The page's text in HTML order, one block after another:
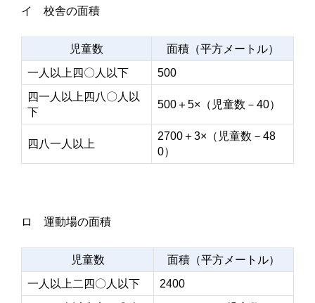
イ 校舎の面積
児童数
面積（平方メートル）
一人以上四〇人以下
500
四一人以上四八〇人以
下
500＋5×（児童数－40）
四八一人以上
2700＋3×（児童数－48
0）
ロ 運動場の面積
児童数
面積（平方メートル）
一人以上二四〇人以下
2400